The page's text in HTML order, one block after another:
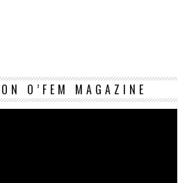
O’FEM MAGAZINE